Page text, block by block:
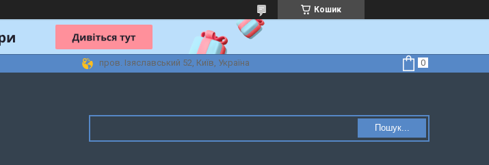
Кошик
пров. Ізяславський 52, Київ, Україна
Пошук...